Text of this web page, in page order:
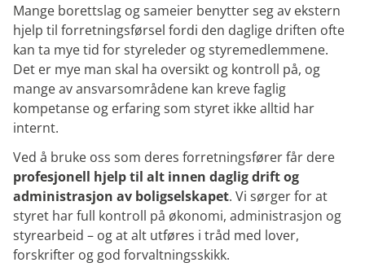
Mange borettslag og sameier benytter seg av ekstern
hjelp til forretningsførsel fordi den daglige driften ofte
kan ta mye tid for styreleder og styremedlemmene.
Det er mye man skal ha oversikt og kontroll på, og
mange av ansvarsområdene kan kreve faglig
kompetanse og erfaring som styret ikke alltid har
internt.
Ved å bruke oss som deres forretningsfører får dere
profesjonell hjelp til alt innen daglig drift og
administrasjon av boligselskapet. Vi sørger for at
styret har full kontroll på økonomi, administrasjon og
styrearbeid – og at alt utføres i tråd med lover,
forskrifter og god forvaltningsskikk.